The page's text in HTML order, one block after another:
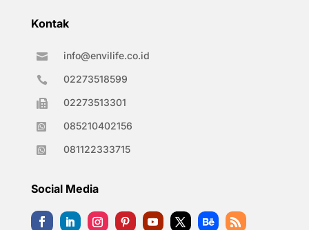
Kontak
 info@envilife.co.id
 02273518599
 02273513301
 085210402156
 081122333715
Social Media